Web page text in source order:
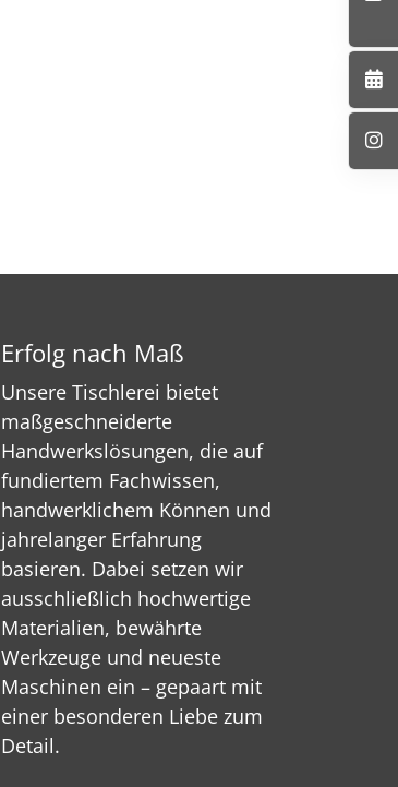
Erfolg nach Maß
Unsere Tischlerei bietet
maßgeschneiderte
Handwerkslösungen, die auf
fundiertem Fachwissen,
handwerklichem Können und
jahrelanger Erfahrung
basieren. Dabei setzen wir
ausschließlich hochwertige
Materialien, bewährte
Werkzeuge und neueste
Maschinen ein – gepaart mit
einer besonderen Liebe zum
Detail.